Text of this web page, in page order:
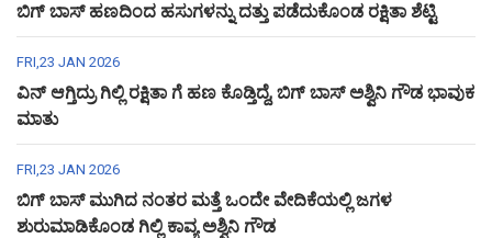
ಬಿಗ್ ಬಾಸ್ ಹಣದಿಂದ ಹಸುಗಳನ್ನು ದತ್ತು ಪಡೆದುಕೊಂಡ ರಕ್ಷಿತಾ ಶೆಟ್ಟಿ
FRI,23 JAN 2026
ವಿನ್ ಆಗ್ತಿದ್ರು ಗಿಲ್ಲಿ ರಕ್ಷಿತಾ ಗೆ ಹಣ ಕೊಡ್ತಿದ್ದೆ, ಬಿಗ್ ಬಾಸ್ ಅಶ್ವಿನಿ ಗೌಡ ಭಾವುಕ
ಮಾತು
FRI,23 JAN 2026
ಬಿಗ್ ಬಾಸ್ ಮುಗಿದ ನಂತರ ಮತ್ತೆ ಒಂದೇ ವೇದಿಕೆಯಲ್ಲಿ ಜಗಳ
ಶುರುಮಾಡಿಕೊಂಡ ಗಿಲ್ಲಿ ಕಾವ್ಯ ಅಶ್ವಿನಿ ಗೌಡ